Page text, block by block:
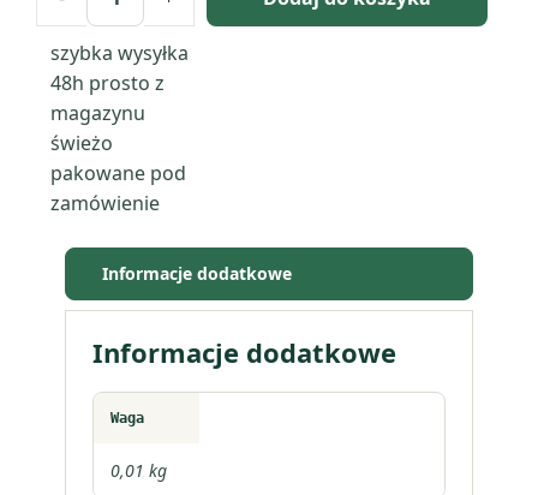
szybka wysyłka
48h prosto z
magazynu
świeżo
pakowane pod
zamówienie
Informacje dodatkowe
Informacje dodatkowe
Waga
0,01 kg